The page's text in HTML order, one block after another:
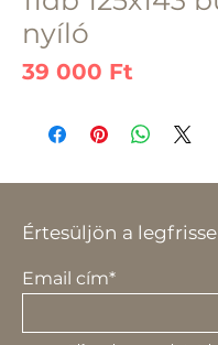
nyíló
39 000 Ft
Értesüljön a
Email cím*